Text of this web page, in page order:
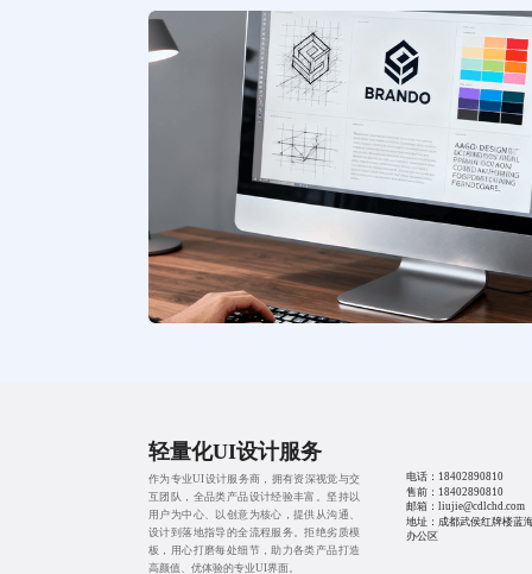
轻量化UI设计服务
作为专业UI设计服务商，拥有资深视觉与交
互团队，全品类产品设计经验丰富。坚持以
用户为中心、以创意为核心，提供从沟通、
设计到落地指导的全流程服务。拒绝劣质模
板，用心打磨每处细节，助力各类产品打造
高颜值、优体验的专业UI界面。
电话： 18402890810
售前： 18402890810
邮箱：liujie@cdlchd.com
地址：成都武侯红牌楼蓝
办公区